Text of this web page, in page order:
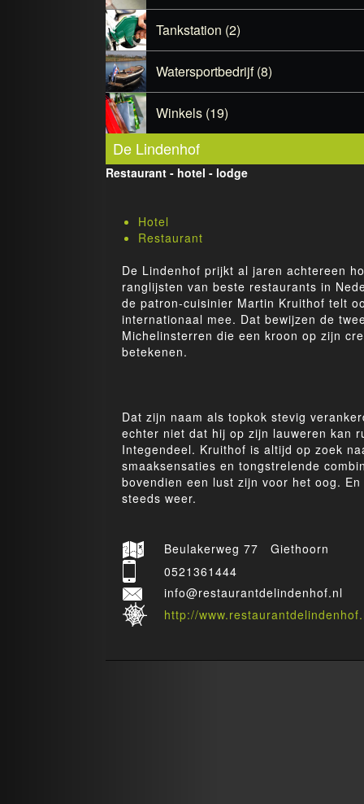
Tankstation (2)
Watersportbedrijf (8)
Winkels (19)
De Lindenhof
Restaurant - hotel - lodge
Hotel
Restaurant
De Lindenhof prijkt al jaren achtereen
ranglijsten van beste restaurants in
de patron-cuisinier Martin Kruithof telt
internationaal mee. Dat bewijzen de
Michelinsterren die een kroon op zijn
betekenen.
Dat zijn naam als topkok stevig
echter niet dat hij op zijn lauweren kan
Integendeel. Kruithof is altijd op zoek
smaaksensaties en tongstrelende
bovendien een lust zijn voor het oog.
steeds weer.
Beulakerweg 77 Giethoorn
0521361444
info@restaurantdelindenhof.nl
http://